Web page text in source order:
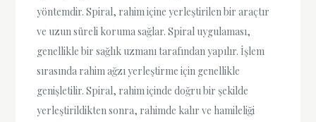
yöntemdir. Spiral, rahim içine yerleştirilen bir araçtır
ve uzun süreli koruma sağlar. Spiral uygulaması,
genellikle bir sağlık uzmanı tarafından yapılır. İşlem
sırasında rahim ağzı yerleştirme için genellikle
genişletilir. Spiral, rahim içinde doğru bir şekilde
yerleştirildikten sonra, rahimde kalır ve hamileliği